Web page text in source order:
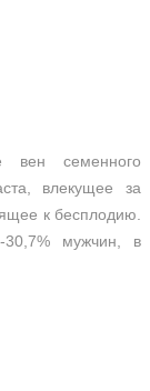
вен семенного
влекущее за
к бесплодию.
30,7% мужчин, в